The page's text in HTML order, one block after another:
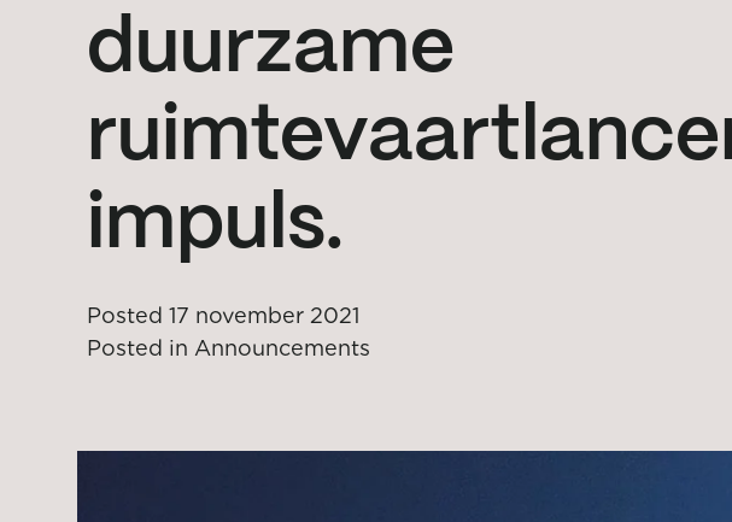
duurzame
impuls.
Posted 17 november 2021
Posted in Announcements